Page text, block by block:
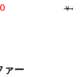
￥
ァー